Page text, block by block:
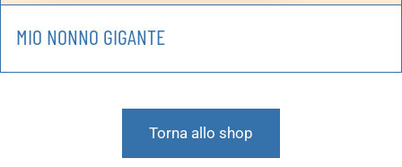
MIO NONNO GIGANTE
Torna allo shop